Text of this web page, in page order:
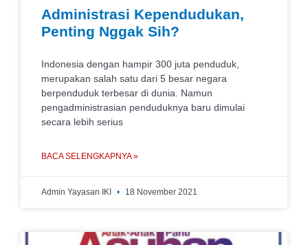
Administrasi Kependudukan,
Penting Nggak Sih?
Indonesia dengan hampir 300 juta penduduk,
merupakan salah satu dari 5 besar negara
berpenduduk terbesar di dunia. Namun
pengadministrasian penduduknya baru dimulai
secara lebih serius
BACA SELENGKAPNYA »
Admin Yayasan IKI 18 November 2021